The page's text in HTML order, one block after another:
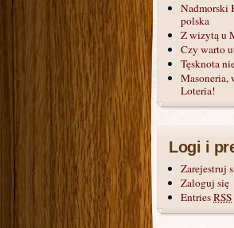
Nadmorski
polska
Z wizytą u
Czy warto
Tęsknota
Loteria!
Logi i
Zarejestruj
Zaloguj się
EntriesRSS